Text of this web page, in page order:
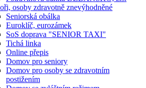
osoby zdravotně znevýhodněné
Seniorská obálka
Euroklíč, eurozámek
SoS doprava "SENIOR TAXI"
Tichá linka
Online přepis
Domov pro seniory
Domov pro osoby se zdravotním
postižením